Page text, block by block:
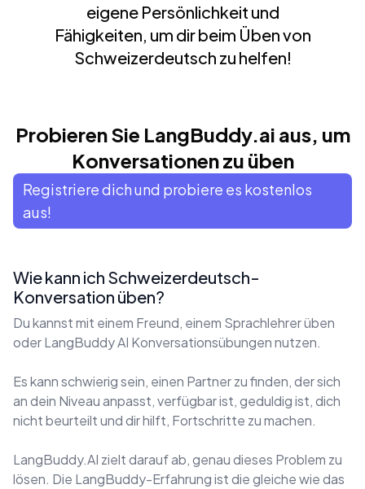
eigene Persönlichkeit und
Fähigkeiten, um dir beim Üben von
Schweizerdeutsch zu helfen!
Probieren Sie LangBuddy.ai aus, um
Konversationen zu üben
Registriere dich und probiere es kostenlos
aus!
Wie kann ich Schweizerdeutsch-
Konversation üben?
Du kannst mit einem Freund, einem Sprachlehrer üben
oder LangBuddy AI Konversationsübungen nutzen.
Es kann schwierig sein, einen Partner zu finden, der sich
an dein Niveau anpasst, verfügbar ist, geduldig ist, dich
nicht beurteilt und dir hilft, Fortschritte zu machen.
LangBuddy.AI zielt darauf ab, genau dieses Problem zu
lösen. Die LangBuddy-Erfahrung ist die gleiche wie das